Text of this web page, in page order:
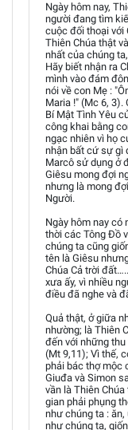
Ngày hôm nay,
người đang tìm
cuộc đối thoại với
Thiên Chúa thật
nhất của chúng
Hãy biết nhận ra
mình vào đám
nói về con Mẹ :
Maria !" (Mc 6, 3).
Bí Mật Tình Yêu
công khai bằng
ngạc nhiên vì họ
nhận bất cứ sự gì
Marcô sử dụng ở
Giêsu mong đợi
nhưng là mong
Người.
Ngày hôm nay có
thời các Tông Đồ
chúng ta cũng
tên là Giêsu
Chúa Cả trời
xưa ấy, vì nhiều
điều đã nghe và
Quả thật, ở giữa
nhường; là Thiên
đến với những thu
(Mt 9,11); Vì thế,
phải bác thợ mộc
Giuđa và Simon
vần là Thiên
gian phải phụng
như chúng ta :
như chúng ta,